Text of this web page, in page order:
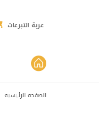
عربة التبرعات
الصفحة الرئيسية